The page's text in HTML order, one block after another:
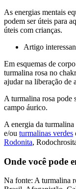
As energias mentais
podem ser úteis para
úteis com crianças.
Artigo
Em esquemas de
turmalina rosa no
ajudar na liberação de
A turmalina rosa pode
campo áurico.
A energia da
e/ou turmalinas verdes
Rodonita,
Onde você pode
Na fonte: A turmalina